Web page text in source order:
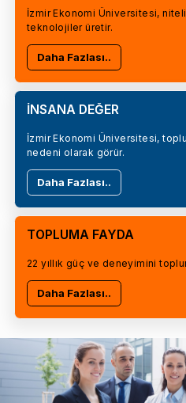
İzmir Ekonomi Üniversitesi,
teknolojiler üretir.
Daha Fazlası..
İNSANA DEĞER
İzmir Ekonomi Üniversitesi,
nedeni olarak görür.
Daha Fazlası..
TOPLUMA FAYDA
22 yıllık güç ve deneyimini
Daha Fazlası..